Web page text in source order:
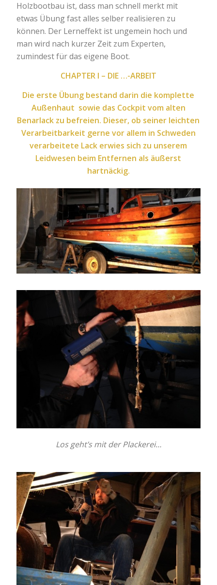
Holzbootbau ist, dass man schnell merkt mit
etwas Übung fast alles selber realisieren zu
können. Der Lerneffekt ist ungemein hoch und
man wird nach kurzer Zeit zum Experten,
zumindest für das eigene Boot.
CHAPTER I – DIE …-ARBEIT
Die erste Übung bestand darin die komplette
Außenhaut sowie das Cockpit vom alten
Benarlack zu befreien. Dieser, ob seiner leichten
Verarbeitbarkeit gerne vor allem in Schweden
verarbeitete Lack erwies sich zu unserem
Leidwesen beim Entfernen als äußerst
hartnäckig.
Los geht’s mit der Plackerei…